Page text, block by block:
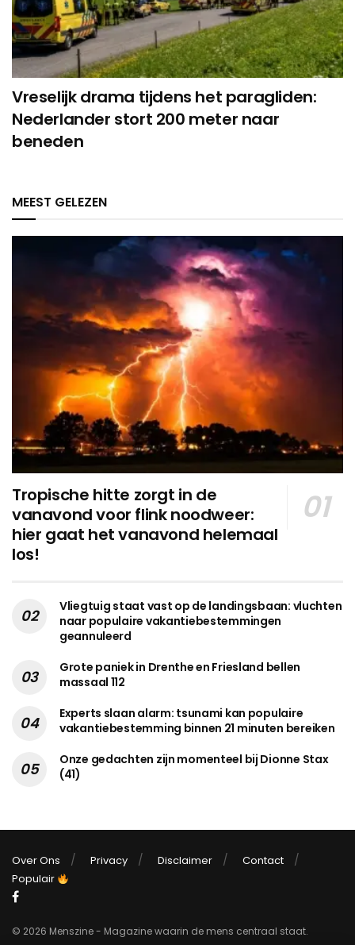
Vreselijk drama tijdens het paragliden:
Nederlander stort 200 meter naar
beneden
MEEST GELEZEN
Tropische hitte zorgt in de
vanavond voor flink noodweer:
hier gaat het vanavond helemaal
los!
Vliegtuig staat vast op de landingsbaan: vluchten
naar populaire vakantiebestemmingen
geannuleerd
Grote paniek in Drenthe en Friesland bellen
massaal 112
Experts slaan alarm: tsunami kan populaire
vakantiebestemming binnen 21 minuten bereiken
Onze gedachten zijn momenteel bij Dionne Stax
(41)
Over Ons Privacy Disclaimer
Contact
Populair
© 2026 Menszine - Magazine waarin de mens centraal staat.